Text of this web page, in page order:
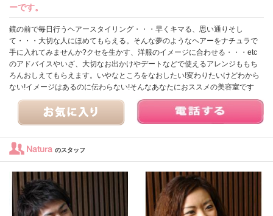
ーです。
鏡の前で毎日行うヘアースタイリング・・・早くキマる、思い通りそし
て・・・大切な人にほめてもらえる。そんな夢のようなヘアーをナチュラで
手に入れてみませんか?クセを生かす、洋服のイメージに合わせる・・・etc
のアドバイスやいざ、大切なお出かけやデートなどで使えるアレンジももち
ろんおしえてもらえます。いやなところをなおしたい!変わりたいけどわから
ない!イメージはあるのに伝わらない!そんなあなたにおススメの美容室です
Natura のスタッフ